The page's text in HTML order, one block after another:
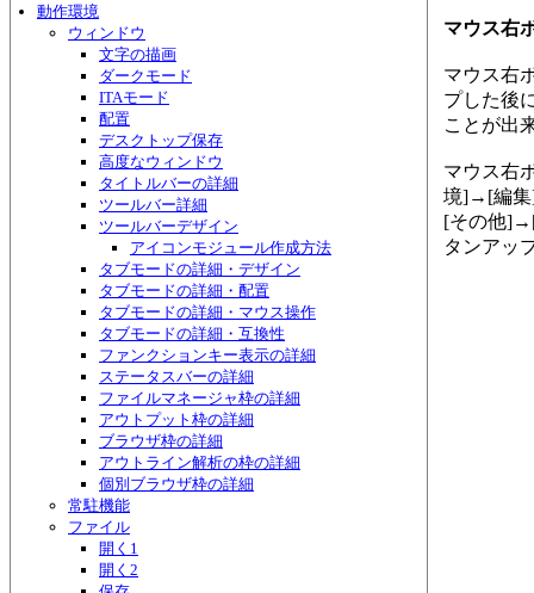
動作環境
ウィンドウ
文字の描画
ダークモード
ITAモード
配置
デスクトップ保存
高度なウィンドウ
タイトルバーの詳細
ツールバー詳細
ツールバーデザイン
アイコンモジュール作成方法
タブモードの詳細・デザイン
タブモードの詳細・配置
タブモードの詳細・マウス操作
タブモードの詳細・互換性
ファンクションキー表示の詳細
ステータスバーの詳細
ファイルマネージャ枠の詳細
アウトプット枠の詳細
ブラウザ枠の詳細
アウトライン解析の枠の詳細
個別ブラウザ枠の詳細
常駐機能
ファイル
開く1
開く2
マウス右
マウス右
プした後
ことが出
マウス右
境]→[編集
[その他
タンアッ